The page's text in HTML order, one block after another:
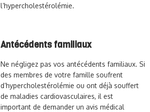
l’hypercholestérolémie.
Antécédents familiaux
Ne négligez pas vos antécédents familiaux. Si
des membres de votre famille soufrent
d’hypercholestérolémie ou ont déjà souffert
de maladies cardiovasculaires, il est
important de demander un avis médical